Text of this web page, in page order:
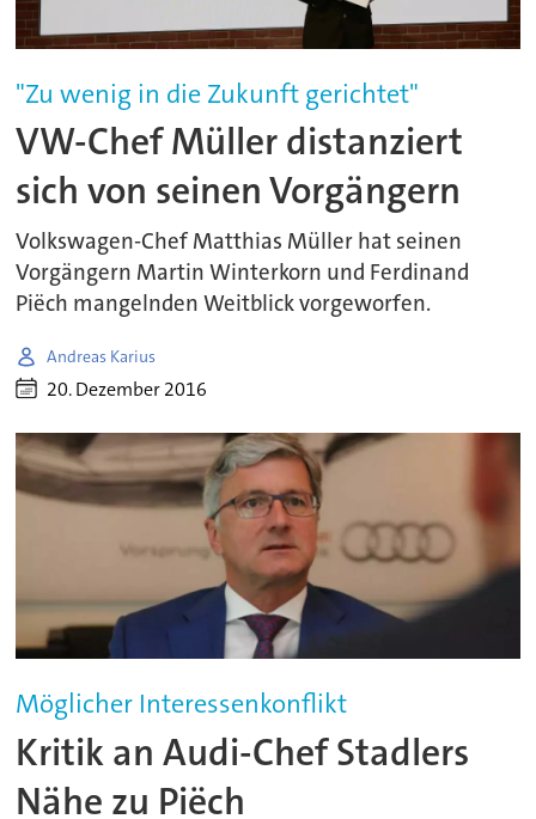
"Zu wenig in die Zukunft gerichtet"
VW-Chef Müller distanziert
sich von seinen Vorgängern
Volkswagen-Chef Matthias Müller hat seinen
Vorgängern Martin Winterkorn und Ferdinand
Piëch mangelnden Weitblick vorgeworfen.
Andreas Karius
20. Dezember 2016
Möglicher Interessenkonflikt
Kritik an Audi-Chef Stadlers
Nähe zu Piëch